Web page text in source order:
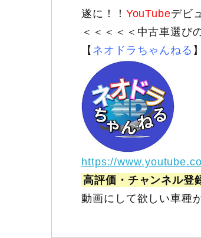
遂に！！ YouTubeデビ
＜＜＜＜＜中古車選び
【 ネオドラちゃんねる 】
https://
高評価・チャンネル登
動画にして欲しい車種